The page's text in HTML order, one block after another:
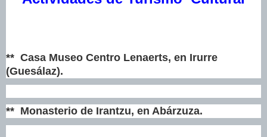
** Casa Museo Centro Lenaerts, en Irurre
(Guesálaz).
** Monasterio de Irantzu, en Abárzuza.